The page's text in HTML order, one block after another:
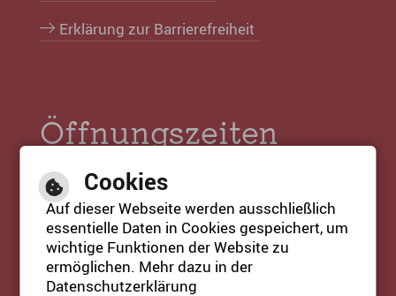
Öffnungszeiten
Tourist-Info:
Mo. bis Fr. 09:00 bis 17:00 Uhr
Sa. & So. 11:00 bis 17:00 Uhr
Feiertag 11:00 bis 17:00 Uhr
Erklärung zur Barrierefreiheit
Cookies
Auf dieser Webseite werden ausschließlich
essentielle Daten in Cookies gespeichert, um
wichtige Funktionen der Website zu
ermöglichen. Mehr dazu in der
Datenschutzerklärung